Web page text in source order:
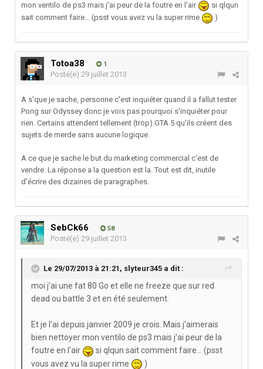
mon ventilo de ps3 mais j'ai peur de la foutre en l'air
si qlqun
sait comment faire... (psst vous avez vu la super rime
)
Totoa38 1
Posté(e) 29 juillet 2013
A s'que je sache, personne c'est inquiéter quand il a fallut tester
Pong sur Odyssey donc je vois pas pourquoi s'inquiéter pour
rien. Certains attendent tellement (trop) GTA 5 qu'ils créent des
sujets de merde sans aucune logique.
A ce que je sache le but du marketing commercial c'est de
vendre. La réponse a la question est la. Tout est dit, inutile
d'écrire des dizaines de paragraphes.
SebCk66 58
Posté(e) 29 juillet 2013
Le 29/07/2013 à 21:21, slyteur345 a dit :
moi j'ai une fat 80 Go et elle ne freeze que sur red
dead ou battle 3 et en été seulement.
Et je l'ai depuis janvier 2009 je crois. Mais j'aimerais
bien nettoyer mon ventilo de ps3 mais j'ai peur de la
foutre en l'air
si qlqun sait comment faire... (psst
vous avez vu la super rime
)